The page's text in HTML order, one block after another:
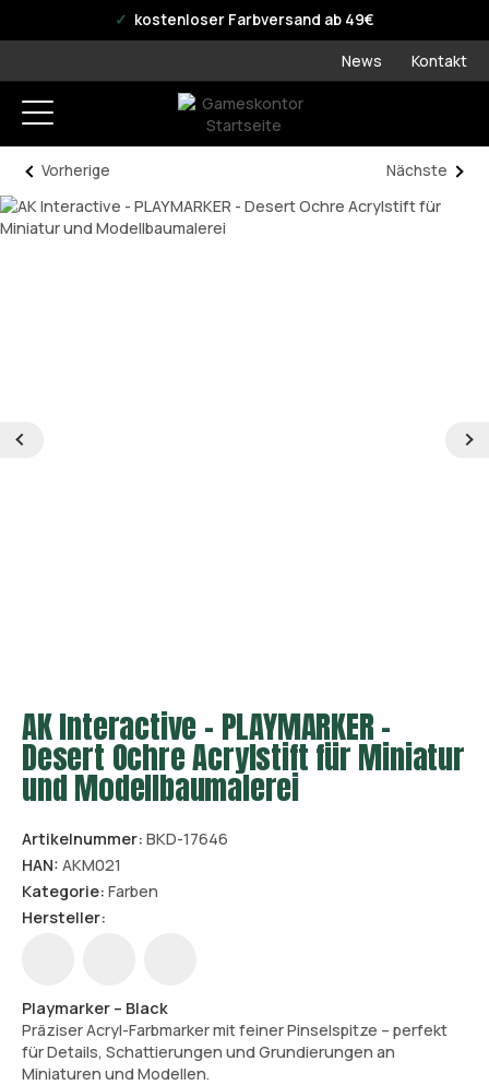
offizieller WPN Storekostenloser Farbversand ab 49€
News Kontakt
Vorherige Nächste
AK Interactive - PLAYMARKER -
Desert Ochre Acrylstift für Miniatur
und Modellbaumalerei
Artikelnummer: BKD-17646
HAN: AKM021
Kategorie: Farben
Hersteller:
Playmarker – Black
Präziser Acryl-Farbmarker mit feiner Pinselspitze – perfekt
für Details, Schattierungen und Grundierungen an
Miniaturen und Modellen.